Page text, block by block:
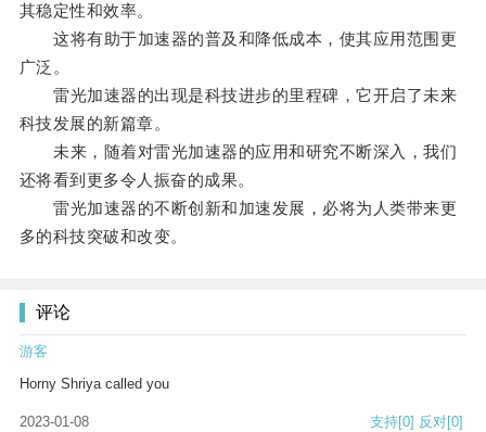
其稳定性和效率。
这将有助于加速器的普及和降低成本，使其应用范围更
广泛。
雷光加速器的出现是科技进步的里程碑，它开启了未来
科技发展的新篇章。
未来，随着对雷光加速器的应用和研究不断深入，我们
还将看到更多令人振奋的成果。
雷光加速器的不断创新和加速发展，必将为人类带来更
多的科技突破和改变。
评论
游客
Horny Shriya called you
2023-01-08 支持[0] 反对[0]